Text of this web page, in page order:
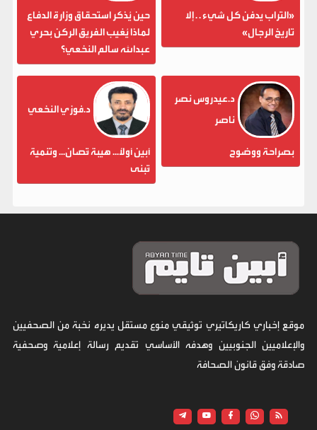
«التراب يدفن كل شيء . . إلا
تاريخ الرجال»
حين يُذكر استحقاق وزارة الدفاع
لماذا يُغيب الفريق الركن بحري
عبدالله سالم النخعي؟
د.عيدروس نصر
ناصر
بصراحة ووضوح
د.فوزي النخعي
أبين أولاً... هيبة تُصان... وتنمية
تُبنى
موقع إخباري كاريكاتيري توثيقي منوع مستقل يديره نخبة من الصحفيين
والإعلاميين الجنوبيين وهدفه الأساسي تقديم رسالة إعلامية وصحفية
صادقة وفق قانون الصحافة